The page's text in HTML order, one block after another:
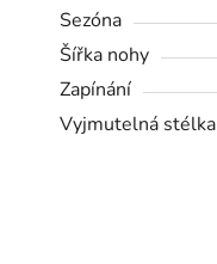
Sezóna
Šířka nohy
Zapínání
Vyjmutelná stélka